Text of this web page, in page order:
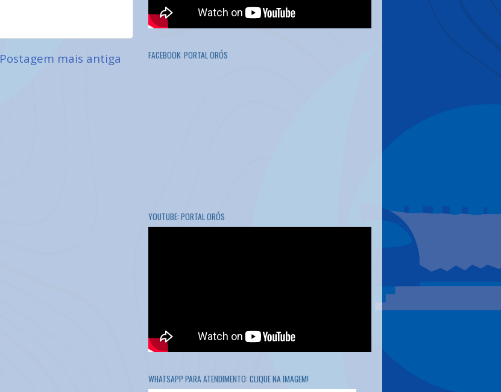
Postagem mais antiga FACEBOOK: PORTAL ORÓS
YOUTUBE: PORTAL ORÓS
WHATSAPP PARA ATENDIMENTO: CLIQUE NA IMAGEM!